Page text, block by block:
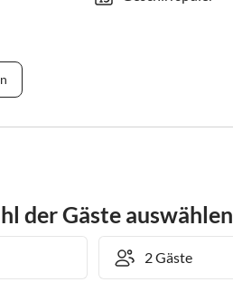
der Gäste auswählen